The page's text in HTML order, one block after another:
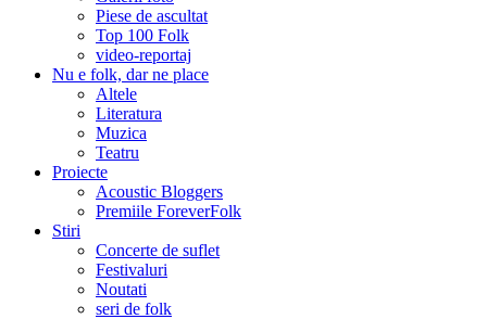
Piese de ascultat
Top 100 Folk
video-reportaj
Nu e folk, dar ne place
Altele
Literatura
Muzica
Teatru
Proiecte
Acoustic Bloggers
Premiile ForeverFolk
Stiri
Concerte de suflet
Festivaluri
Noutati
seri de folk